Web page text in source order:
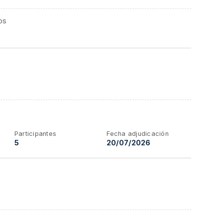
Participantes
5
Fecha adjudicación
20/07/2026